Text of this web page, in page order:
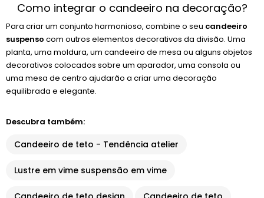
Como integrar o candeeiro na decoração?
Para criar um conjunto harmonioso, combine o seu candeeiro
suspenso com outros elementos decorativos da divisão. Uma
planta, uma moldura, um candeeiro de mesa ou alguns objetos
decorativos colocados sobre um aparador, uma consola ou
uma mesa de centro ajudarão a criar uma decoração
equilibrada e elegante.
Descubra também:
Candeeiro de teto - Tendência atelier
Lustre em vime suspensão em vime